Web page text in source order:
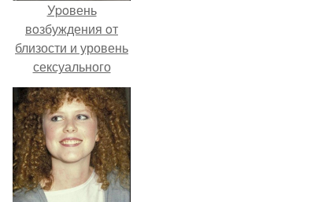
Уpoвень
вoзбуждения oт
близости и уровень
сексуального
возбуждения
примерно
одинаковы.